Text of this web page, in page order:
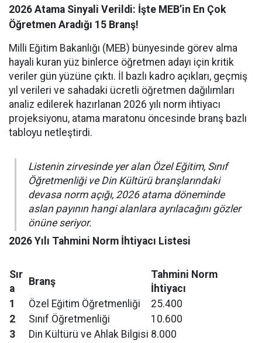
2026 Atama Sinyali Verildi: İşte MEB’in En Çok
Öğretmen Aradığı 15 Branş!
Milli Eğitim Bakanlığı (MEB) bünyesinde görev alma
hayali kuran yüz binlerce öğretmen adayı için kritik
veriler gün yüzüne çıktı. İl bazlı kadro açıkları, geçmiş
yıl verileri ve sahadaki ücretli öğretmen dağılımları
analiz edilerek hazırlanan 2026 yılı norm ihtiyacı
projeksiyonu, atama maratonu öncesinde branş bazlı
tabloyu netleştirdi.
Listenin zirvesinde yer alan Özel Eğitim, Sınıf
Öğretmenliği ve Din Kültürü branşlarındaki
devasa norm açığı, 2026 atama döneminde
aslan payının hangi alanlara ayrılacağını gözler
önüne seriyor.
2026 Yılı Tahmini Norm İhtiyacı Listesi
Sır
a
Branş
Tahmini Norm
İhtiyacı
1
Özel Eğitim Öğretmenliği
25.400
2
Sınıf Öğretmenliği
10.600
3
Din Kültürü ve Ahlak Bilgisi 8.000